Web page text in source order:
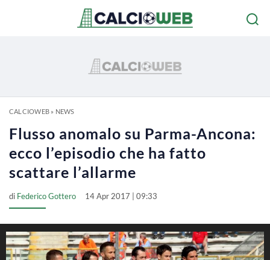
CALCIOWEB» NEWS
Flusso anomalo su Parma-Ancona:
ecco l’episodio che ha fatto
scattare l’allarme
di Federico Gottero 14 Apr 2017 | 09:33